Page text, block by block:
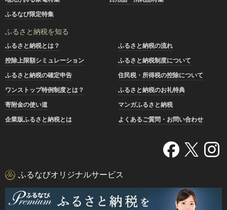
ふるなび限定特集
ふるさと納税を知る
ふるさと納税とは？
ふるさと納税の流れ
控除上限額シミュレーション
ふるさと納税制度について
ふるさと納税の確定申告
住民税・所得税の控除について
ワンストップ特例制度とは？
ふるさと納税のお礼特典
寄附金の使い道
マンガふるさと納税
企業版ふるさと納税とは
よくあるご質問・お問い合わせ
ふるなびオリジナルサービス